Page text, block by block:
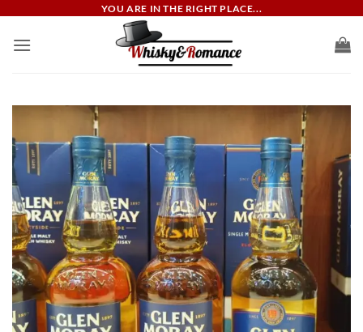
YOU ARE IN THE RIGHT PLACE...